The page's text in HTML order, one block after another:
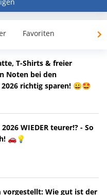
Favoriten
T-Shirts & freier
Noten bei den
richtig sparen! 😀🤩
WIEDER teurer!? - So
🚗💡
vorgestellt: Wie gut ist der